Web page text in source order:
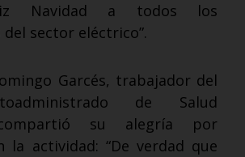
Navidad a todos los
sector eléctrico”.
Garcés, trabajador del
de Salud
compartió su alegría por
la actividad: “De verdad que